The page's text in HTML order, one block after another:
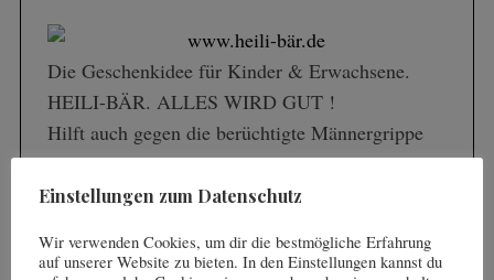
Die Geschenk­idee für Kinder & Erwachsene.
HEILI-BÄR. ALLES WIRD GUT !
Hilft auch gegen die berüchtigte Männergrippe
und unglückliche Entscheidungen gegen das
eigene Team. Selbst Niederlagen tun nicht mehr
o
r
:
Einstellungen zum Datenschutz
Wir verwenden Cookies, um dir die bestmögliche Erfahrung
auf unserer Website zu bieten. In den Einstellungen kannst du